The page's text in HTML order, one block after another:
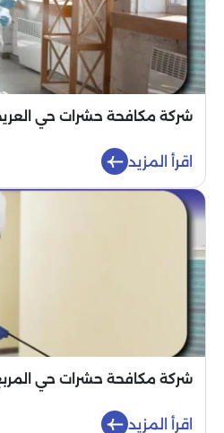
شركة مكافحة حشرات حي
اقرأ المزيد
شركة مكافحة حشرات حي
اقرأ المزيد